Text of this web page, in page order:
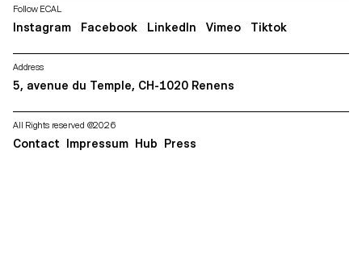
Address
5, avenue du Temple, CH-1020 Renens
Follow ECAL
Instagram Facebook LinkedIn Vimeo Tiktok
All Rights reserved @2026
Contact Impressum Hub Press